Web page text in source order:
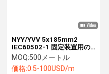
私達について
NYY/YVV 5x185mm2
IEC60502-1 固定装置用の
低電圧電源ケーブル
MOQ:500メートル
価格:0.5-100USD/m